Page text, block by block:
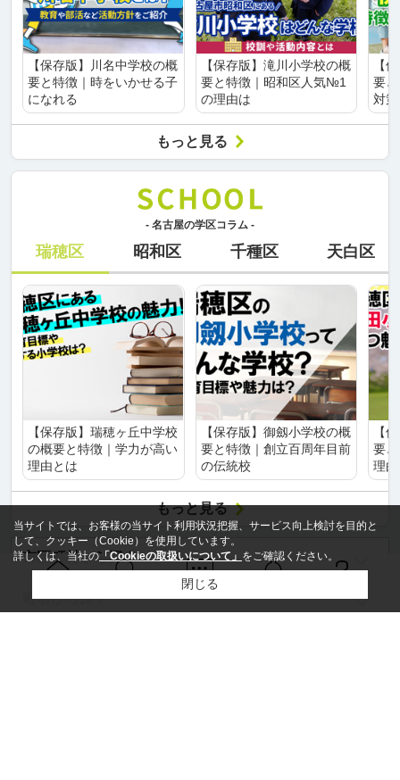
【保存版】川名中学校の概
要と特徴｜時をいかせる子
になれる
【保存版】滝川小学校の概
要と特徴｜昭和区人気№1
の理由は
【
要
対
もっと見る
- 名古屋の学区コラム -
瑞穂区 昭和区 千種区 天白区
【保存版】瑞穂ヶ丘中学校
の概要と特徴｜学力が高い
理由とは
【保存版】御劔小学校の概
要と特徴｜創立百周年目前
の伝統校
【
要
理
もっと見る
問い合せ
市区町村から探す
町名から探す
当サイトでは、お客様の当サイト利用状況把握、サービス向上検討を目的と
して、クッキー（Cookie）を使用しています。
詳しくは、当社の「Cookieの取扱いについて」 をご確認ください。
閉じる